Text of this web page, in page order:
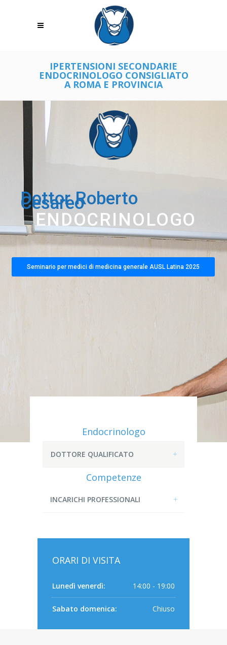
IPERTENSIONI SECONDARIE
ENDOCRINOLOGO CONSIGLIATO
A ROMA E PROVINCIA
Dottor Roberto
Cesareo
ENDOCRINOLOGO
Seminario per medici di medicina generale AUSL Latina 2025
Endocrinologo
DOTTORE QUALIFICATO
Competenze
INCARICHI PROFESSIONALI
ORARI DI VISITA
Lunedì venerdì: 14:00 - 19:00
Sabato domenica: Chiuso